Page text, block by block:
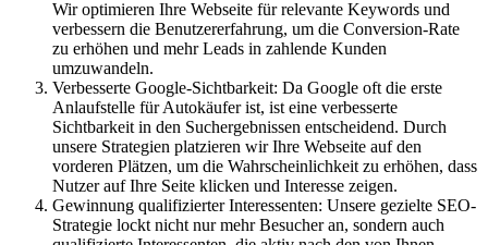
Wir optimieren Ihre Webseite für relevante Keywords und
verbessern die Benutzererfahrung, um die Conversion-Rate
zu erhöhen und mehr Leads in zahlende Kunden
umzuwandeln.
Verbesserte Google-Sichtbarkeit: Da Google oft die erste
Anlaufstelle für Autokäufer ist, ist eine verbesserte
Sichtbarkeit in den Suchergebnissen entscheidend. Durch
unsere Strategien platzieren wir Ihre Webseite auf den
vorderen Plätzen, um die Wahrscheinlichkeit zu erhöhen, dass
Nutzer auf Ihre Seite klicken und Interesse zeigen.
Gewinnung qualifizierter Interessenten: Unsere gezielte SEO-
Strategie lockt nicht nur mehr Besucher an, sondern auch